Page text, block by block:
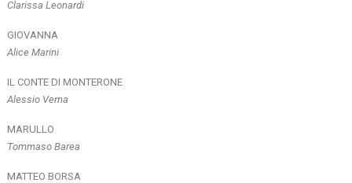
Clarissa Leonardi
GIOVANNA
Alice Marini
IL CONTE DI MONTERONE
Alessio Verna
MARULLO
Tommaso Barea
MATTEO BORSA